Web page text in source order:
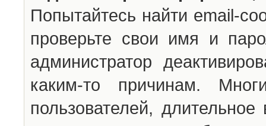
Попытайтесь найти email-
проверьте свои имя и
администратор
каким-то причинам.
пользователей,